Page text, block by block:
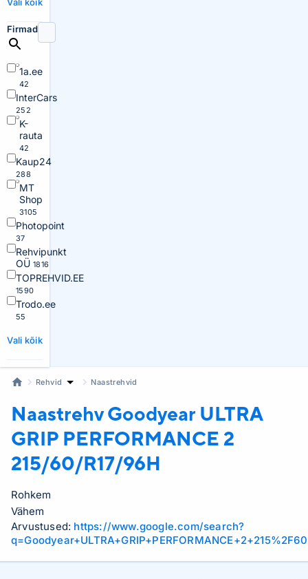
Firmad
1a.ee
42
InterCars
252
K-
rauta
42
Kaup24
288
MT
Shop
3105
Photopoint
37
Rehvipunkt
OÜ 1816
TOPREHVID.EE
1590
Trodo.ee
55
Vali kõik
Rehvid Naastrehvid
Naastrehv Goodyear ULTRA
GRIP PERFORMANCE 2
215/60/R17/96H
Rohkem
Vähem
Arvustused: https://www.google.com/search?